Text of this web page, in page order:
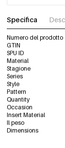
Specifica
Numero del prodotto
GTIN
SPU ID
Material
Stagione
Series
Style
Pattern
Quantity
Occasion
Insert Material
Il peso
Dimensions